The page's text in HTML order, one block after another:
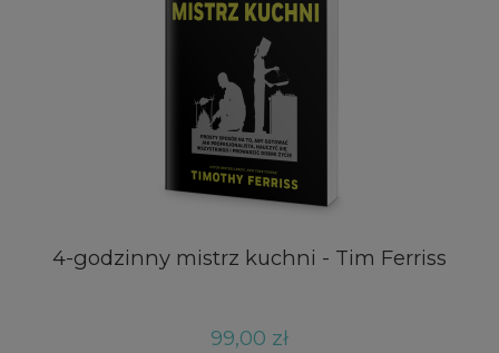
4-godzinny mistrz kuchni - Tim Ferriss
99,00 zł